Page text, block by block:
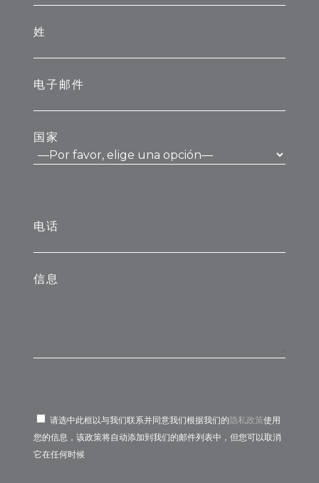
姓
电子邮件
国家
电话
信息
请选中此框以与我们联系并同意我们根据我们的 隐私政策使用
您的信息，该政策将自动添加到我们的邮件列表中，但您可以取消
它在任何时候